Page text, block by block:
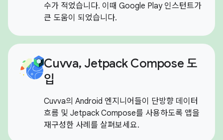
수가 적었습니다. 이때 Google Play 인스턴트가
큰 도움이 되었습니다.
Cuvva, Jetpack Compose 도
입
Cuvva의 Android 엔지니어들이 단방향 데이터
흐름 및 Jetpack Compose를 사용하도록 앱을
재구성한 사례를 살펴보세요.